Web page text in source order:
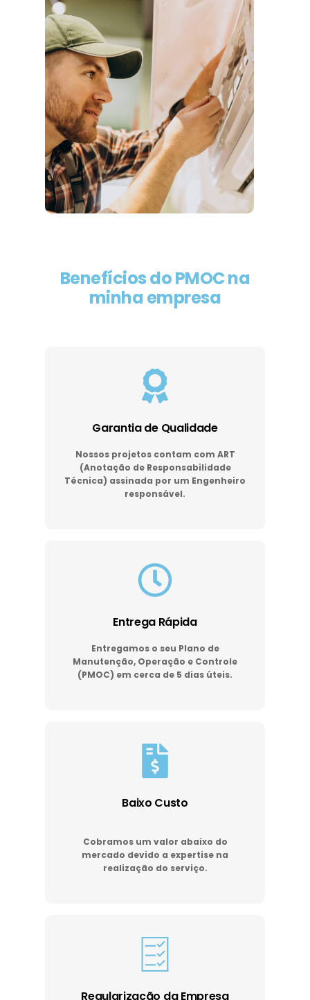
Benefícios do PMOC na
minha empresa
Garantia de Qualidade
Nossos projetos contam com ART
(Anotação de Responsabilidade
Técnica) assinada por um Engenheiro
responsável.
Entrega Rápida
Entregamos o seu Plano de
Manutenção, Operação e Controle
(PMOC) em cerca de 5 dias úteis.
Baixo Custo
Cobramos um valor abaixo do
mercado devido a expertise na
realização do serviço.
Regularização da Empresa